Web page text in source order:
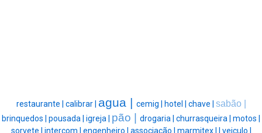
restaurante | calibrar | agua | cemig | hotel | chave | sabão |
brinquedos | pousada | igreja | pão | drogaria | churrasqueira | motos |
sorvete | intercom | engenheiro | associação | marmitex |
veiculo |